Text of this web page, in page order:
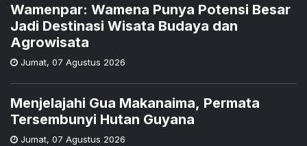
Wamenpar: Wamena Punya Potensi Besar
Jadi Destinasi Wisata Budaya dan
Agrowisata
Jumat, 07 Agustus 2026
Menjelajahi Gua Makanaima, Permata
Tersembunyi Hutan Guyana
Jumat, 07 Agustus 2026